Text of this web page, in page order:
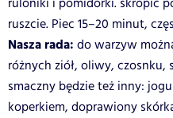
ruloniki i pomidorki. skropić
ruszcie. Piec 15–20 minut,
Nasza rada: do warzyw
różnych ziół, oliwy,
smaczny będzie też inny:
koperkiem, doprawiony